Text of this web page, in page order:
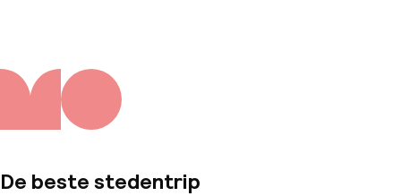
De beste stedentrip